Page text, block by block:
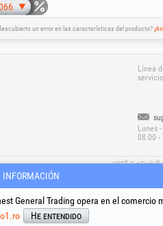
un error en las características del producto?
Línea
servicio
Lunes
08:00 -
HGT®, EvoTools®,
INFORMACIÓN
General Trading opera en el
He entendido